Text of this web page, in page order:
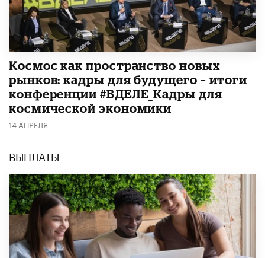
Космос как пространство новых
рынков: кадры для будущего – итоги
конференции #ВДЕЛЕ_Кадры для
космической экономики
14 АПРЕЛЯ
ВЫПЛАТЫ